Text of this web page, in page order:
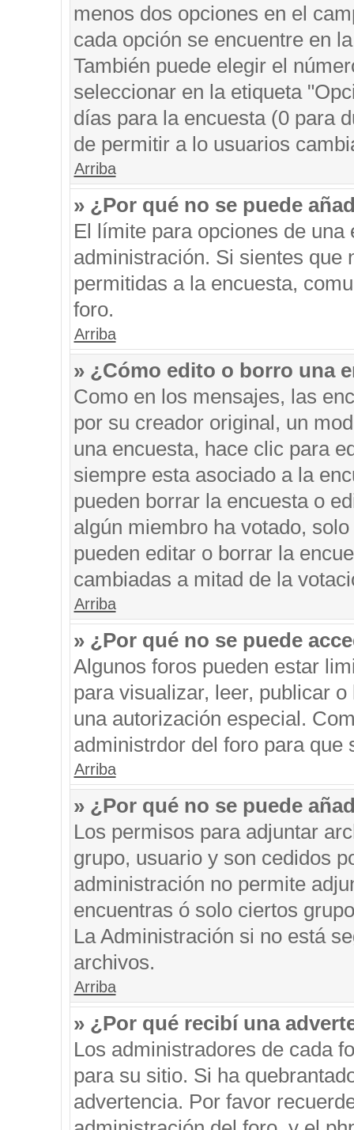
menos dos opciones en el
cada opción se encuentre en
También puede elegir el
seleccionar en la etiqueta
días para la encuesta (0 para
de permitir a lo usuarios
Arriba
» ¿Por qué no se puede
El límite para opciones de una
administración. Si sientes que
permitidas a la encuesta,
foro.
Arriba
» ¿Cómo edito o borro una
Como en los mensajes, las
por su creador original, un
una encuesta, hace clic para
siempre esta asociado a la
pueden borrar la encuesta o
algún miembro ha votado,
pueden editar o borrar la
cambiadas a mitad de la
Arriba
» ¿Por qué no se puede
Algunos foros pueden estar
para visualizar, leer, publicar
una autorización especial.
administrdor del foro para que
Arriba
» ¿Por qué no se puede
Los permisos para adjuntar
grupo, usuario y son cedidos
administración no permite
encuentras ó solo ciertos
La Administración si no está
archivos.
Arriba
» ¿Por qué recibí una
Los administradores de cada
para su sitio. Si ha
advertencia. Por favor